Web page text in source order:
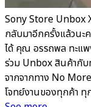
Sony Store Unbox
กลับมาอีกครั้งแล้วนะ
ได้ คุณ อรรถพล ทะแ
ร่วม Unbox สินค้ากั
จากจากทาง No
โจทย์งานของทุกค้า ทุ